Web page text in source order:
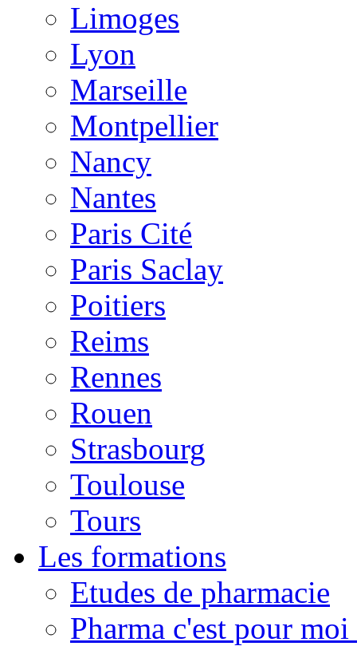
Limoges
Lyon
Marseille
Montpellier
Nancy
Nantes
Paris Cité
Paris Saclay
Poitiers
Reims
Rennes
Rouen
Strasbourg
Toulouse
Tours
Les formations
Etudes de pharmacie
Pharma c'est pour